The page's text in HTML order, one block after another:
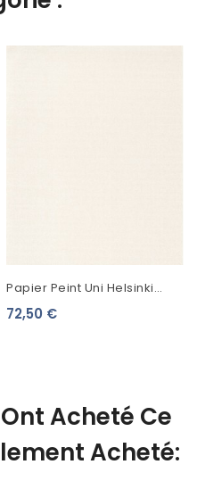
Papier Peint Uni Helsinki
Resolution Derby Craie
72,50 €
Acheté Ce
Acheté: